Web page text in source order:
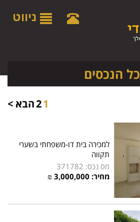
נגישות
ניווט
כל הנכסים
1
2הבא >
למכירה בית דו-משפחתי בשערי
תקווה
מס נכס: 371782
מחיר: 3,000,000
₪